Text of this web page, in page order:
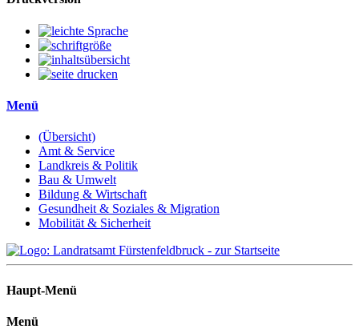
Menü
(Übersicht)
Amt & Service
Landkreis & Politik
Bau & Umwelt
Bildung & Wirtschaft
Gesundheit & Soziales & Migration
Mobilität & Sicherheit
Haupt-Menü
Menü